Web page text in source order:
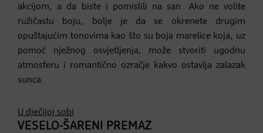
akcijom, a da biste i pomislili na san. Ako ne volite
ružičastu boju, bolje je da se okrenete drugim
opuštajućim tonovima kao što su boja marelice koja, uz
pomoć nježnog osvjetljenja, može stvoriti ugodnu
atmosferu i romantično ozračje kakvo ostavlja zalazak
sunca.
U dječijoj sobi
VESELO-ŠARENI PREMAZ